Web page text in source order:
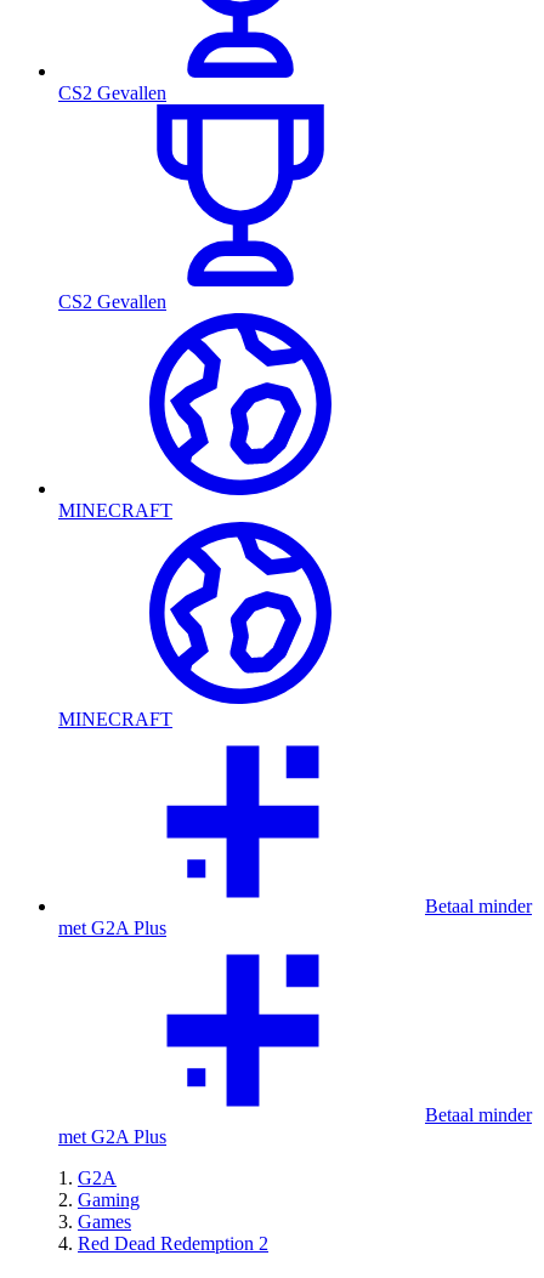
CS2 Gevallen
CS2 Gevallen
MINECRAFT
MINECRAFT
Betaal minder
met G2A Plus
Betaal minder
met G2A Plus
G2A
Gaming
Games
Red Dead Redemption 2